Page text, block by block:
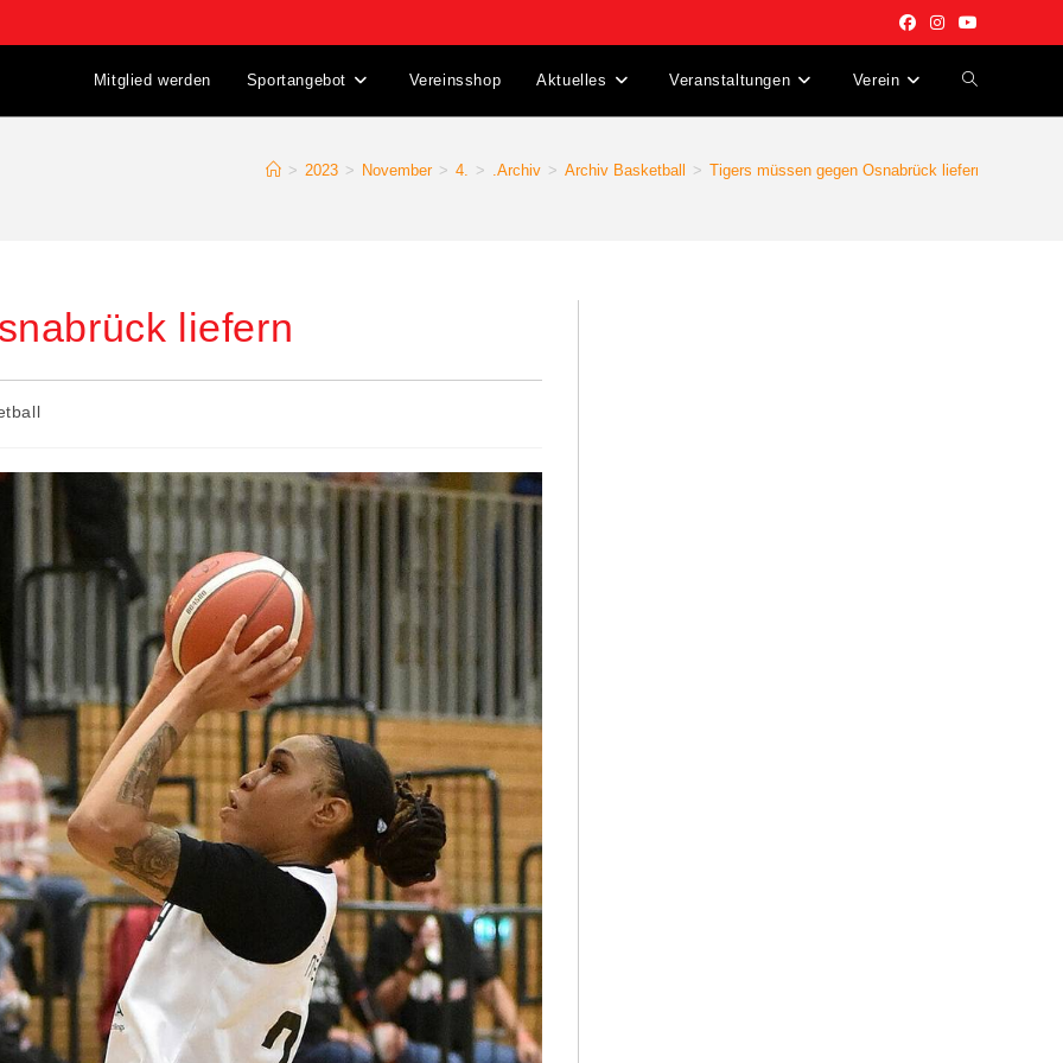
Mitglied werden Sportangebot Vereinsshop Aktuelles Veranstaltungen Verein Website-
> 2023 > November > 4. > .Archiv > Archiv Basketball > Tigers müssen gegen Osnabrück liefern
liefern